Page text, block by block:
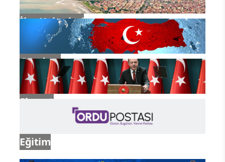
İlçe Haberleri
Gündem
Siyaset
Eğitim